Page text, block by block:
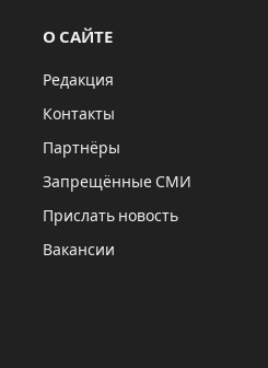
О САЙТЕ
Редакция
Контакты
Партнёры
Запрещённые СМИ
Прислать новость
Вакансии